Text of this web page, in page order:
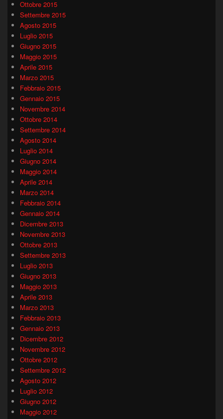
Ottobre 2015
Settembre 2015
Agosto 2015
Luglio 2015
Giugno 2015
Maggio 2015
Aprile 2015
Marzo 2015
Febbraio 2015
Gennaio 2015
Novembre 2014
Ottobre 2014
Settembre 2014
Agosto 2014
Luglio 2014
Giugno 2014
Maggio 2014
Aprile 2014
Marzo 2014
Febbraio 2014
Gennaio 2014
Dicembre 2013
Novembre 2013
Ottobre 2013
Settembre 2013
Luglio 2013
Giugno 2013
Maggio 2013
Aprile 2013
Marzo 2013
Febbraio 2013
Gennaio 2013
Dicembre 2012
Novembre 2012
Ottobre 2012
Settembre 2012
Agosto 2012
Luglio 2012
Giugno 2012
Maggio 2012